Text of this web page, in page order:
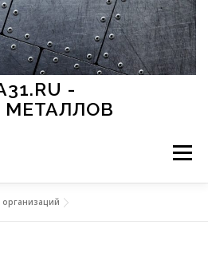
-
Меню
СРЕДА
организаций